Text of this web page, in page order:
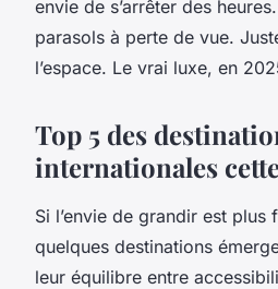
envie de s’arrêter des
parasols à perte de vue.
l’espace. Le vrai luxe, en
Top 5 des
internationales
Si l’envie de grandir est plus
quelques destinations
leur équilibre entre